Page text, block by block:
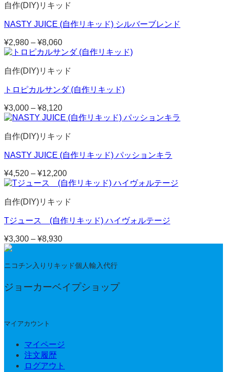
¥3,950
¥10,680
自作(DIY)リキッド
NASTY JUICE (自作リキッド) シルバーブレンド
¥2,980 – ¥8,060価
格
¥2,980
¥8,060
自作(DIY)リキッド
トロピカルサンダ (自作リキッド)
¥3,000 – ¥8,120価
格
¥3,000
¥8,120
自作(DIY)リキッド
NASTY JUICE (自作リキッド) パッションキラ
¥4,520 – ¥12,200価
格
¥4,520
¥12,200
自作(DIY)リキッド
Tジュース (自作リキッド) ハイヴォルテージ
¥3,300 – ¥8,930価
¥3,300
¥8,930
ニコチン入りリキッド個人輸入代行
ジョーカーベイプショップ
マイアカウント
マイページ
注文履歴
ログアウト